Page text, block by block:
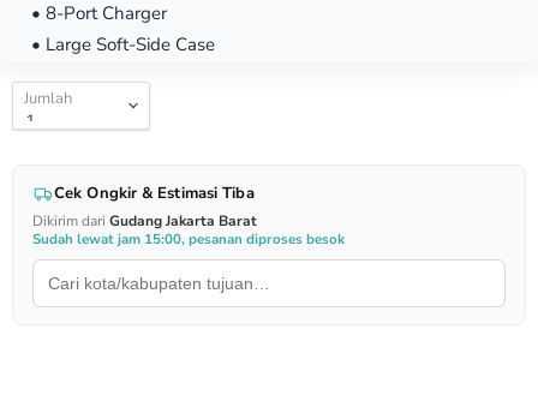
• 8-Port Charger
• Large Soft-Side Case
Jumlah
Cek Ongkir & Estimasi Tiba
Dikirim dari Gudang Jakarta Barat
Sudah lewat jam 15:00, pesanan diproses besok